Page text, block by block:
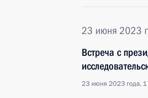
23 июня 2023
Встреча с
23 июня 2023 года,